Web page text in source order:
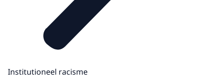
Institutioneel racisme